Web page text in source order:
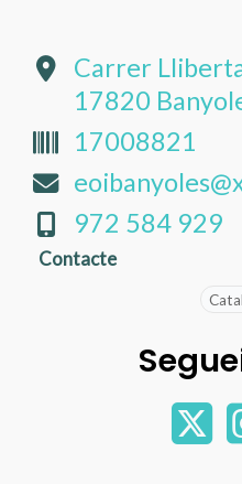
Carrer
17820
17008821
972 584 929
Contacte